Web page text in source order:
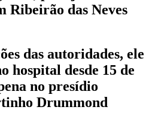
Ribeirão das Neves
das autoridades, ele
hospital desde 15 de
no presídio
Drummond